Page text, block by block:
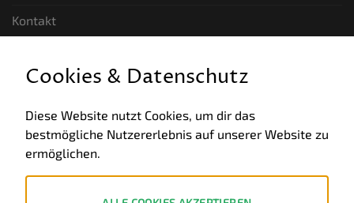
Kontakt
Allgemeine Geschäftsbedingungen
Datenschutz
Cookies & Datenschutz
Diese Website nutzt Cookies, um dir das
bestmögliche Nutzererlebnis auf unserer Website zu
ermöglichen.